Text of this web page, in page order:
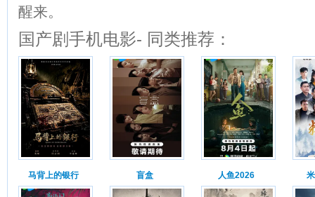
醒来。
国产剧手机电影- 同类推荐：
马背上的银行 盲盒 人鱼2026